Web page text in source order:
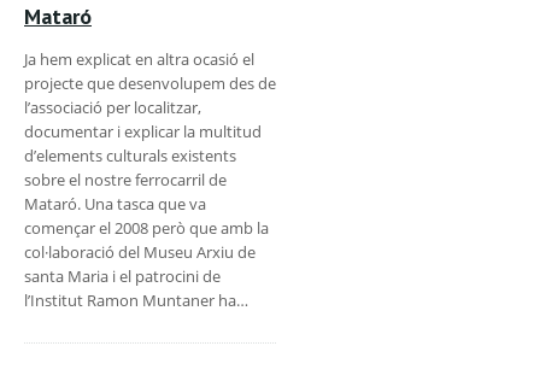
Mataró
Ja hem explicat en altra ocasió el
projecte que desenvolupem des de
l’associació per localitzar,
documentar i explicar la multitud
d’elements culturals existents
sobre el nostre ferrocarril de
Mataró. Una tasca que va
començar el 2008 però que amb la
col·laboració del Museu Arxiu de
santa Maria i el patrocini de
l’Institut Ramon Muntaner ha…